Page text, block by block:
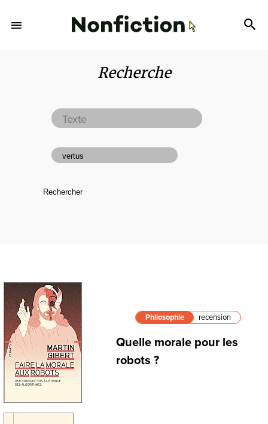
Recherche
Philosophie recension
Quelle morale pour les
robots ?